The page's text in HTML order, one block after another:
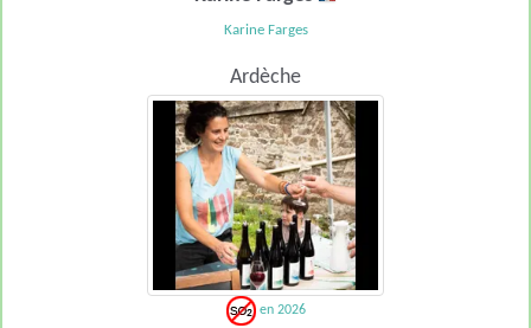
Karine Farges
Ardèche
en 2026